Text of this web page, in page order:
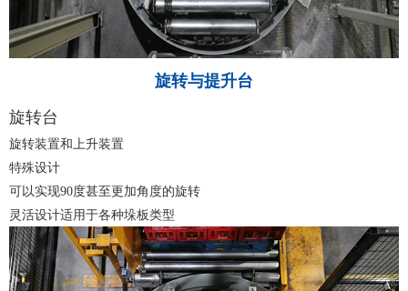
旋转与提升台
旋转台
旋转装置和上升装置
特殊设计
可以实现90度甚至更加角度的旋转
灵活设计适用于各种垛板类型